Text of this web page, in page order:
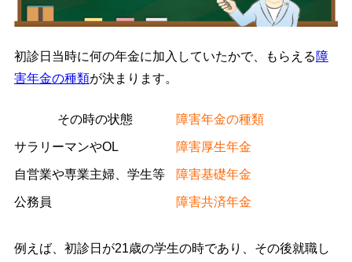
初診日当時に何の年金に加入していたかで、もらえる障
害年金の種類が決まります。
その時の状態 障害年金の種類
サラリーマンやOL 障害厚生年金
自営業や専業主婦、学生等 障害基礎年金
公務員 障害共済年金
例えば、初診日が21歳の学生の時であり、その後就職し